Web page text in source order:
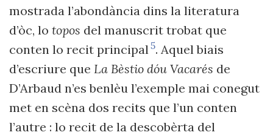
mostrada l’abondància dins la literatura
d’òc, lo topos del manuscrit trobat que
conten lo recit principal5. Aquel biais
d’escriure que La Bèstio dóu Vacarés de
D’Arbaud n’es benlèu l’exemple mai conegut
met en scèna dos recits que l’un conten
l’autre : lo recit de la descobèrta del